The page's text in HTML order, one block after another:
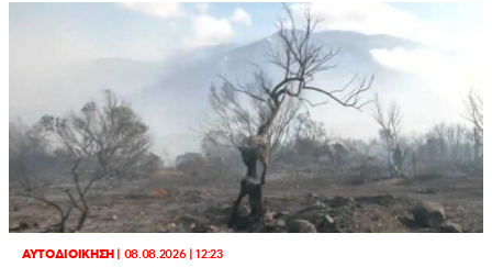
ΑΥΤΟΔΙΟΙΚΗΣΗ| 08.08.2026 | 12:23